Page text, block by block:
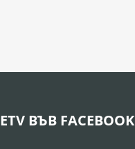
ETV ВЪВ FACEBOOK